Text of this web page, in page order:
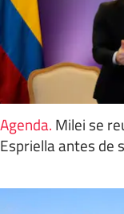
Agenda. Milei se
Espriella antes de